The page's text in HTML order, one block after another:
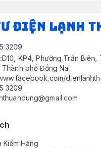
ĐIỆN LẠNH
3209
:D10, KP4, Phường Trấn
Thành phố Đồng Nai
3209
Kiểm Hàng